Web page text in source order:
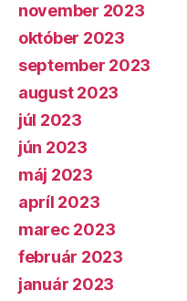
november 2023
október 2023
september 2023
august 2023
júl 2023
jún 2023
máj 2023
apríl 2023
marec 2023
február 2023
január 2023